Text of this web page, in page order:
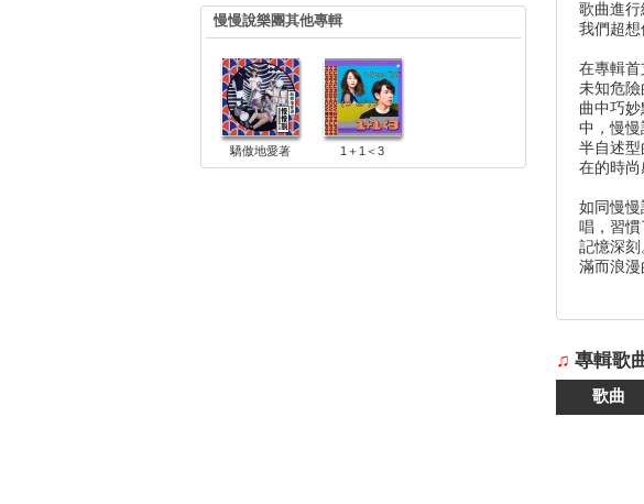
慢慢說樂團其他專輯
驕傲地愛著 1＋1＜3
歌曲進
我們超想
在專輯
未知危
曲中巧
中，慢
半自述
在的時尚
如同慢
唱，習
記憶深
滿而浪漫
♫ 專輯歌
歌曲